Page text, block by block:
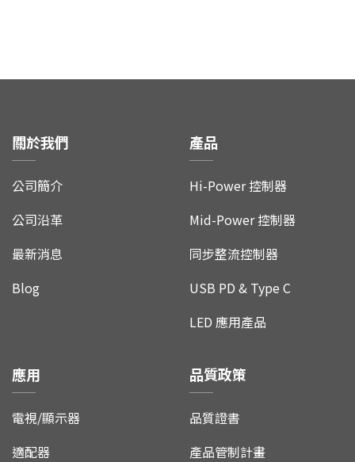
聯絡我們
關於我們
公司簡介
公司沿革
最新消息
Blog
產品
Hi-Power 控制器
Mid-Power 控制器
同步整流控制器
USB PD & Type C
LED 應用產品
應用
電視/顯示器
適配器
品質政策
品質證書
產品管制計畫